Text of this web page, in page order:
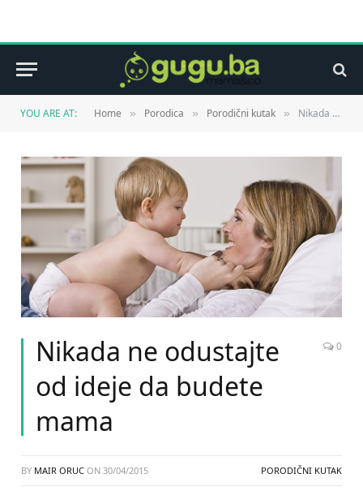
YOU ARE AT: Home » Porodica » Porodični kutak » Nikada ne odustajte od ideje da budete mama
Nikada ne odustajte
od ideje da budete
mama
0
BY MAIR ORUC ON 30/04/2015 PORODIČNI KUTAK